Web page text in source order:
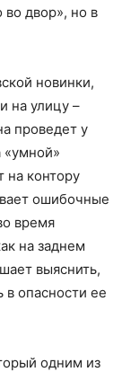
двор», но в
новинки,
на улицу –
проведет у
«умной»
на контору
ошибочные
время
на заднем
выяснить,
опасности ее
одним из